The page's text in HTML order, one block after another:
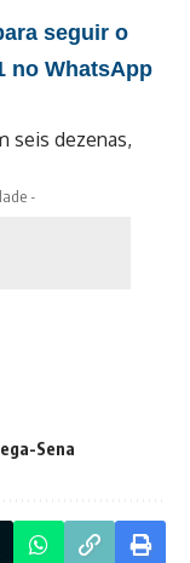
seguir o
no WhatsApp
seis dezenas,
-
Sena